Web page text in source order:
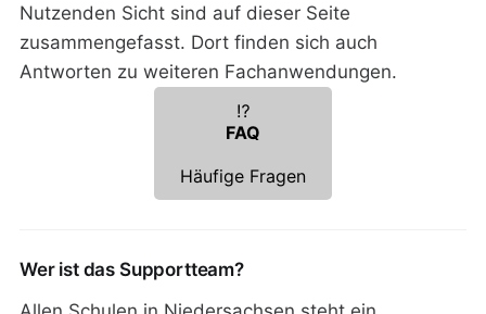
Nutzenden Sicht sind auf dieser Seite
zusammengefasst. Dort finden sich auch
Antworten zu weiteren Fachanwendungen.
⁉️
FAQ
Häufige Fragen
Wer ist das Supportteam?